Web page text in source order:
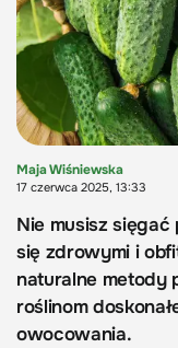
Maja Wiśniewska
17 czerwca 2025, 13:33
Nie musisz
się zdrowymi i
naturalne metody
roślinom
owocowania.